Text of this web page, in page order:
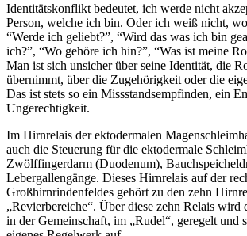
Identitätskonflikt bedeutet, ich werde nicht
Person, welche ich bin. Oder ich weiß nicht,
“Werde ich geliebt?”, “Wird das was ich bin
ich?”, “Wo gehöre ich hin?”, “Was ist meine
Man ist sich unsicher über seine Identität, die
übernimmt, über die Zugehörigkeit oder die
Das ist stets so ein Missstandsempfinden, ein
Ungerechtigkeit.
Im Hirnrelais der ektodermalen
auch die Steuerung für die ektodermale
Zwölffingerdarm (Duodenum),
Lebergallengänge. Dieses Hirnrelais auf der
Großhirnrindenfeldes gehört zu den zehn
„Revierbereiche“. Über diese zehn Relais wird
in der Gemeinschaft, im „Rudel“, geregelt und